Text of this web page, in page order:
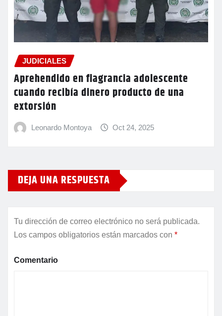
JUDICIALES
Aprehendido en flagrancia adolescente
cuando recibía dinero producto de una
extorsión
Leonardo Montoya Oct 24, 2025
DEJA UNA RESPUESTA
Tu dirección de correo electrónico no será publicada.
Los campos obligatorios están marcados con *
Comentario